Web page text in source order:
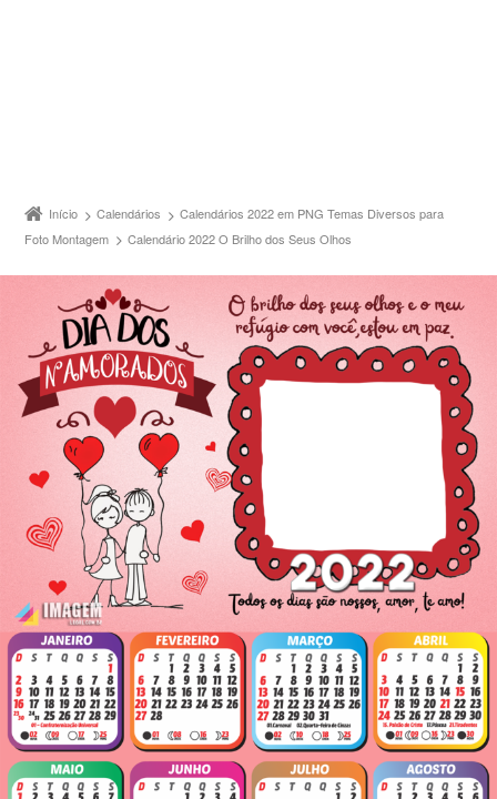
Início Calendários
Calendários 2022 em PNG Temas Diversos para
Foto Montagem
Calendário 2022 O Brilho dos Seus Olhos